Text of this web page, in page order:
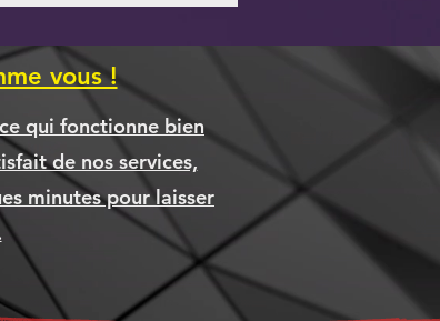
vous !
qui fonctionne bien
de nos services,
minutes pour laisser